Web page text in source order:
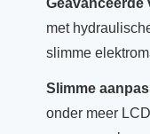
met
slimme
Slimme
onder meer